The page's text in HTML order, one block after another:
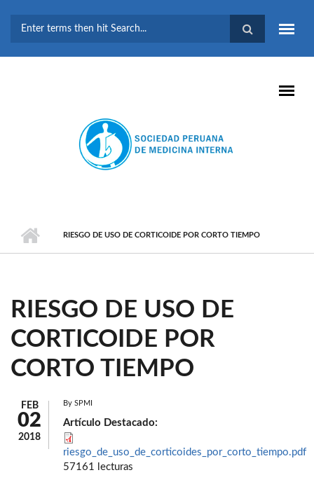
BÚSQUEDA
RIESGO DE USO DE CORTICOIDE POR CORTO TIEMPO
RIESGO DE USO DE
CORTICOIDE POR
CORTO TIEMPO
FEB
02
2018
By SPMI
Artículo Destacado:
riesgo_de_uso_de_corticoides_por_corto_tiempo.pdf
57161 lecturas